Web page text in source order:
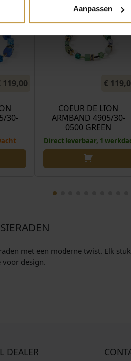
Aanpassen
119,00
30-
€
COEUR DE LION
ARMBAND 4905/30-
0500 GREEN
Direct leverbaar, 1
met een moderne twist. Elk
voor design.
DEALER